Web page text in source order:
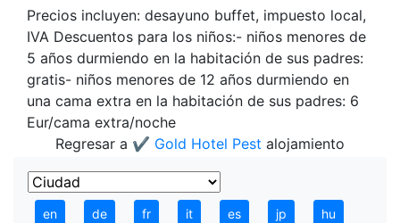
Precios incluyen: desayuno buffet, impuesto local,
IVA Descuentos para los niños:- niños menores de
5 años durmiendo en la habitación de sus padres:
gratis- niños menores de 12 años durmiendo en
una cama extra en la habitación de sus padres: 6
Eur/cama extra/noche
Regresar a ✔️ Gold Hotel Pest alojamiento
en de fr it es jp hu